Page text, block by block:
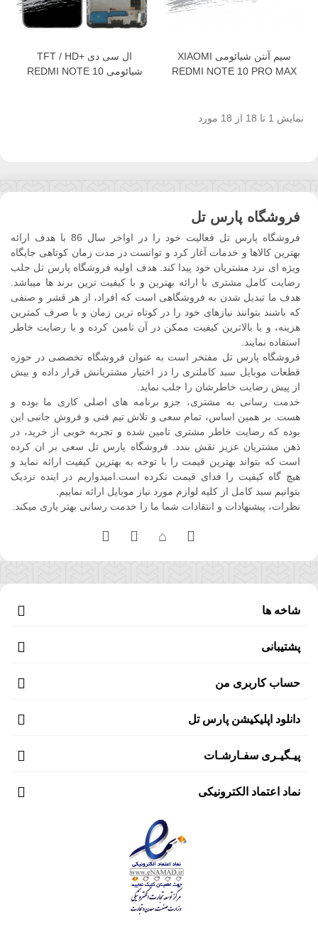
سیم آنتن شیائومی XIAOMI
REDMI NOTE 10 PRO MAX
ال سی دی +TFT / HD
شیائومی REDMI NOTE 10
نمایش 1 تا 18 از 18 مورد
فروشگاه پارس تل
فروشگاه پارس تل فعالیت خود را در اواخر سال 86 با هدف ارائه
بهترین کالاها و خدمات آغاز کرد و توانست در مدت زمان کوتاهی جایگاه
ویژه ای نزد مشتریان خود پیدا کند. هدف اولیه فروشگاه پارس تل جلب
رضایت کامل مشتری با ارائه بهترین و با کیفیت ترین برند ها میباشد.
هدف ما تبدیل شدن به فروشگاهی است که افراد، از هر قشر و صنفی
که باشند بتوانند نیازهای خود را در کوتاه ترین زمان و با صرف کمترین
هزینه، و با بالاترین کیفیت ممکن در آن تامین کرده و با رضایت خاطر
استفاده نمایند.
فروشگاه پارس تل مفتخر است به عنوان فروشگاه تخصصی در حوزه
قطعات موبایل سبد کاملتری را در اختیار مشتریانش قرار داده و بیش
از پیش رضایت خاطرشان را جلب نماید.
خدمت رسانی به مشتری، جزو برنامه های اصلی کاری ما بوده و
هست. بر همین اساس، تمام سعی و تلاش تیم فنی و فروش جانبی این
بوده که رضایت خاطر مشتری تامین شده و تجربه خوبی از خرید، در
ذهن مشتریان عزیز نقش بندد. فروشگاه پارس تل سعی بر ان کرده
است که بتواند بهترین قیمت را با توجه به بهترین کیفیت ارائه نماید و
هیچ گاه کیفیت را فدای قیمت نکرده است.امیدواریم در اینده نزدیک
بتوانیم سبد کامل از کلیه لوازم مورد نیاز موبایل ارائه نماییم.
نظرات، پیشنهادات و انتقادات شما ما را خدمت رسانی بهتر یاری میکند.
شاخه ها
پشتیبانی
حساب کاربری من
دانلود اپلیکیشن پارس تل
پیـگیـری سفـارشـات
نماد اعتماد الکترونیکی